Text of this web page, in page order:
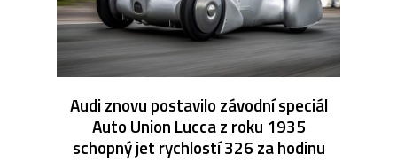
Audi znovu postavilo závodní speciál
Auto Union Lucca z roku 1935
schopný jet rychlostí 326 za hodinu